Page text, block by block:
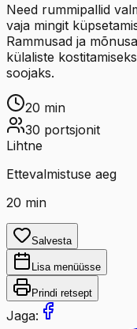
Need rummipallid
vaja mingit
Rammusad ja
külaliste
soojaks.
20 min
30 portsjonit
Lihtne
Ettevalmistuse aeg
20 min
Salvesta
Lisa menüüsse
Prindi retsept
Jaga: